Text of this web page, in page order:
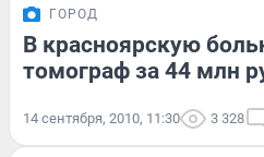
ГОРОД
В красноярскую
томограф за 44 млн
14 сентября, 2010, 11:30 3 328